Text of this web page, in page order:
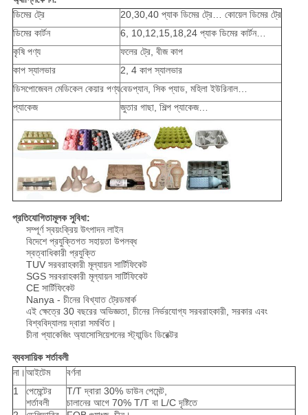
ডিমের ট্রে
20,30,40 প্যাক ডিমের ট্রে… কোয়েল ডিমের ট্রে
ডিমের কার্টন
6, 10,12,15,18,24 প্যাক ডিমের কার্টন…
কৃষি পণ্য
ফলের ট্রে, বীজ কাপ
কাপ স্যালভার
2, 4 কাপ স্যালভার
ডিসপোজেবল মেডিকেল কেয়ার পণ্যবেডপ্যান, সিক প্যাড, মহিলা ইউরিনাল…
প্যাকেজ
জুতার গাছা, শিল্প প্যাকেজ…
প্রতিযোগিতামূলক সুবিধা:
সম্পূর্ণ স্বয়ংক্রিয় উৎপাদন লাইন
বিদেশে প্রযুক্তিগত সহায়তা উপলব্ধ
স্বত্বাধিকারী প্রযুক্তি
TUV সরবরাহকারী মূল্যায়ন সার্টিফিকেট
SGS সরবরাহকারী মূল্যায়ন সার্টিফিকেট
CE সার্টিফিকেট
Nanya - চীনের বিখ্যাত ট্রেডমার্ক
এই ক্ষেত্রে 30 বছরের অভিজ্ঞতা, চীনের নির্ভরযোগ্য সরবরাহকারী, সরকার এবং
বিশ্ববিদ্যালয় দ্বারা সমর্থিত।
চীনা প্যাকেজিং অ্যাসোসিয়েশনের স্ট্যান্ডিং ডিরেক্টর
ব্যবসায়িক শর্তাবলী
না। আইটেম
বর্ণনা
1
পেমেন্টের
শর্তাবলী
T/T দ্বারা 30% ডাউন পেমেন্ট,
চালানের আগে 70% T/T বা L/C দৃষ্টিতে